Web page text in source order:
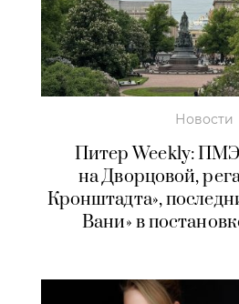
Новости
Питер Weekly:
на Дворцовой,
Кронштадта»,
Вани» в